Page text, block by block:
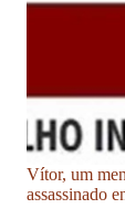
Vítor, um
assassinado